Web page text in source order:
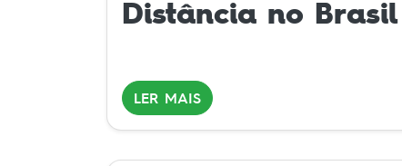
Distância no Brasil
LER MAIS